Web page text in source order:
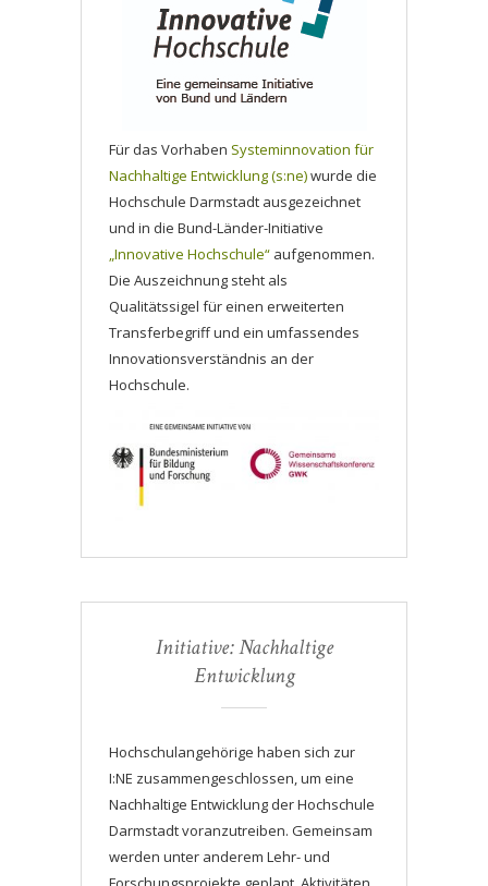
Für das Vorhaben Systeminnovation für
Nachhaltige Entwicklung (s:ne)wurde die
Hochschule Darmstadt ausgezeichnet
und in die Bund-Länder-Initiative
„Innovative Hochschule“ aufgenommen.
Die Auszeichnung steht als
Qualitätssigel für einen erweiterten
Transferbegriff und ein umfassendes
Innovationsverständnis an der
Hochschule.
Initiative: Nachhaltige
Entwicklung
Hochschulangehörige haben sich zur
I:NE zusammengeschlossen, um eine
Nachhaltige Entwicklung der Hochschule
Darmstadt voranzutreiben. Gemeinsam
werden unter anderem Lehr- und